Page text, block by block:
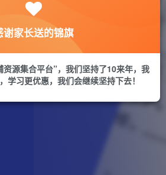
谢家长送的锦旗
源集合平台”，我们坚持了10来年，我
学习更优惠，我们会继续坚持下去！